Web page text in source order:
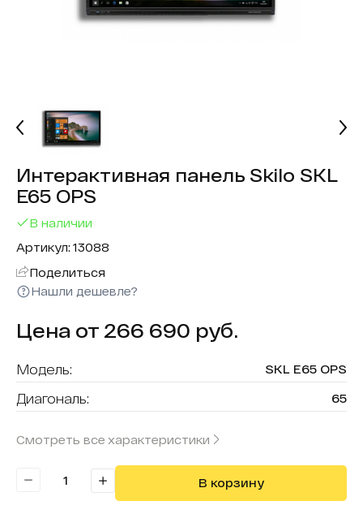
Интерактивная панель Skilo SKL
E65 OPS
В наличии
Артикул: 13088
Поделиться
Нашли дешевле?
Цена от 266 690 руб.
Модель: SKL E65 OPS
Диагональ: 65
Смотреть все характеристики
В корзину